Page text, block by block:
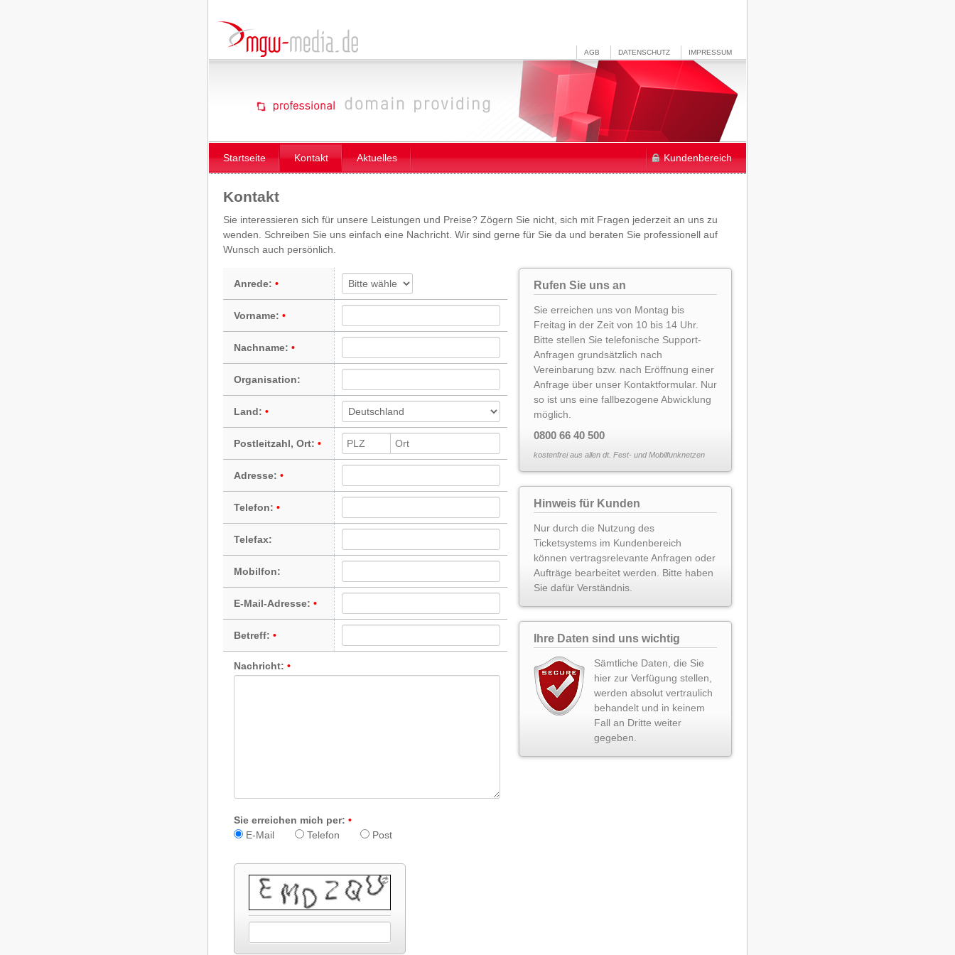
Startseite Kontakt Aktuelles Kundenbereich
AGB DATENSCHUTZ IMPRESSUM
Kontakt
Sie interessieren sich für unsere Leistungen und Preise? Zögern Sie nicht, sich mit Fragen jederzeit an uns zu
wenden. Schreiben Sie uns einfach eine Nachricht. Wir sind gerne für Sie da und beraten Sie professionell auf
Wunsch auch persönlich.
Anrede:
Vorname:
Nachname:
Organisation:
Land:
Postleitzahl, Ort:
Adresse:
Telefon:
Telefax:
Mobilfon:
E-Mail-Adresse:
Betreff:
Nachricht:
Sie erreichen mich per:
E-Mail
Telefon Post
Rufen Sie uns an
Sie erreichen uns von Montag bis
Freitag in der Zeit von 10 bis 14 Uhr.
Bitte stellen Sie telefonische Support-
Anfragen grundsätzlich nach
Vereinbarung bzw. nach Eröffnung einer
Anfrage über unser Kontaktformular. Nur
so ist uns eine fallbezogene Abwicklung
möglich.
0800 66 40 500
kostenfrei aus allen dt. Fest- und Mobilfunknetzen
Hinweis für Kunden
Nur durch die Nutzung des
Ticketsystems im Kundenbereich
können vertragsrelevante Anfragen oder
Aufträge bearbeitet werden. Bitte haben
Sie dafür Verständnis.
Ihre Daten sind uns wichtig
Sämtliche Daten, die Sie
hier zur Verfügung stellen,
werden absolut vertraulich
behandelt und in keinem
Fall an Dritte weiter
gegeben.